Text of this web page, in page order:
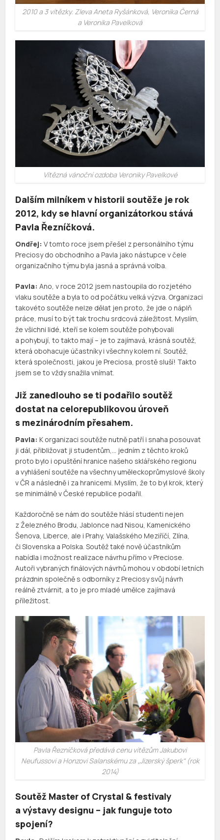
2010 a 3 vítězky. Zleva Aneta Ryšánková, Veronika Černá
a Veronika Pavelková
Vítězná vánoční ozdoba Veroniky Pavelkové
Dalším milníkem v historii soutěže je rok
2012, kdy se hlavní organizátorkou stává
Pavla Řezníčková.
Ondřej:V tomto roce jsem přešel z personálního týmu
Preciosy do obchodního a Pavla jako nástupce v čele
organizačního týmu byla jasná a správná volba.
Pavla:Ano, v roce 2012 jsem nastoupila do rozjetého
vlaku soutěže a byla to od počátku velká výzva. Organizaci
takovéto soutěže nelze dělat jen proto, že jde o náplň
práce, musí to být tak trochu srdcová záležitost. Myslím,
že všichni lidé, kteří se kolem soutěže pohybovali
a pohybují, to takto mají – je to zajímavá, krásná soutěž,
která obohacuje účastníky i všechny kolem ní. Soutěž,
která společnosti, jakou je Preciosa, prostě sluší! Takto
jsem se to vždy snažila vnímat.
Již zanedlouho se ti podařilo soutěž
dostat na celorepublikovou úroveň
s mezinárodním přesahem.
Pavla:K organizaci soutěže nutně patří i snaha posouvat
ji dál, přibližovat ji studentům,… jedním z těchto kroků
proto bylo i opuštění hranice našeho sklářského regionu
a vyhlášení soutěže na všechny uměleckoprůmyslové školy
v ČR a následně i za hranicemi. Myslím, že to byl krok, který
se minimálně v České republice podařil.
Každoročně se nám do soutěže hlásí studenti nejen
z Železného Brodu, Jablonce nad Nisou, Kamenického
Šenova, Liberce, ale i Prahy, Valašského Meziříčí, Zlína,
či Slovenska a Polska. Soutěž také nově účastníkům
nabídla i možnost realizace návrhu přímo v Preciose.
Autoři vybraných finálových návrhů mohou v období letních
prázdnin společně s odborníky z Preciosy svůj návrh
reálně ztvárnit, a to je pro mladé umělce zajímavá
příležitost.
Pavla Řezníčková předává cenu vítězům Jakubovi
Neufussovi a Honzovi Salanskému za „Jizerský šperk“ (rok
2014)
Soutěž Master of Crystal & festivaly
a výstavy designu – jak funguje toto
spojení?